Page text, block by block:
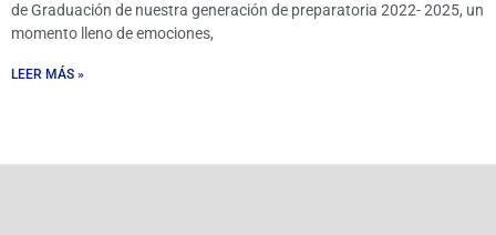
de Graduación de nuestra generación de preparatoria 2022- 2025, un
momento lleno de emociones,
LEER MÁS »